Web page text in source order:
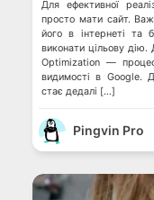
Для ефективної
просто мати сайт.
його в інтернеті та
виконати цільову дію.
Optimization — процес
видимості в Google.
стає дедалі […]
Pingvin Pro